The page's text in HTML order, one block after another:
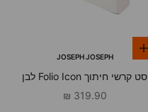
הוספה לסלJOSEPH JOSEPH
סט קרשי חיתוך Folio Icon לבן
מחיר מבצע
319.90 ₪